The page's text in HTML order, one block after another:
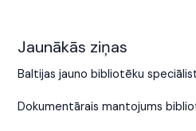
Jaunākās ziņas
Baltijas jauno bibliotēku
Dokumentārais mantojums